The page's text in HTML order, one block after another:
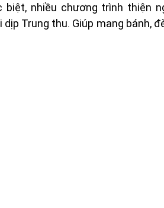
nhiều chương trình thiện
Trung thu. Giúp mang bánh,